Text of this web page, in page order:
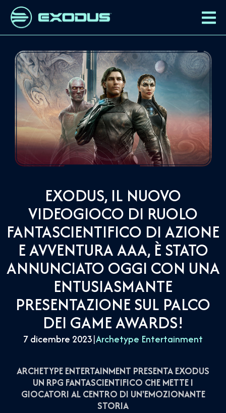
EXODUS, IL NUOVO
VIDEOGIOCO DI RUOLO
FANTASCIENTIFICO DI AZIONE
E AVVENTURA AAA, È STATO
ANNUNCIATO OGGI CON UNA
ENTUSIASMANTE
PRESENTAZIONE SUL PALCO
DEI GAME AWARDS!
7 dicembre 2023|Archetype Entertainment
ARCHETYPE ENTERTAINMENT PRESENTA EXODUS
UN RPG FANTASCIENTIFICO CHE METTE I
GIOCATORI AL CENTRO DI UN'EMOZIONANTE
STORIA